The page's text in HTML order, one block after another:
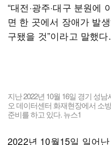
“대전·광주·대구 분원에
면 한 곳에서 장애가 발
구됐을 것”이라고 말했다.
지난 2022년 10월 16일 경기 성
오 데이터센터 화재현장에서 소
준비를 하고 있다. 뉴스1
2022년 10월15일 일어난